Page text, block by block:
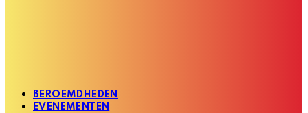
BEROEMDHEDEN
EVENEMENTEN